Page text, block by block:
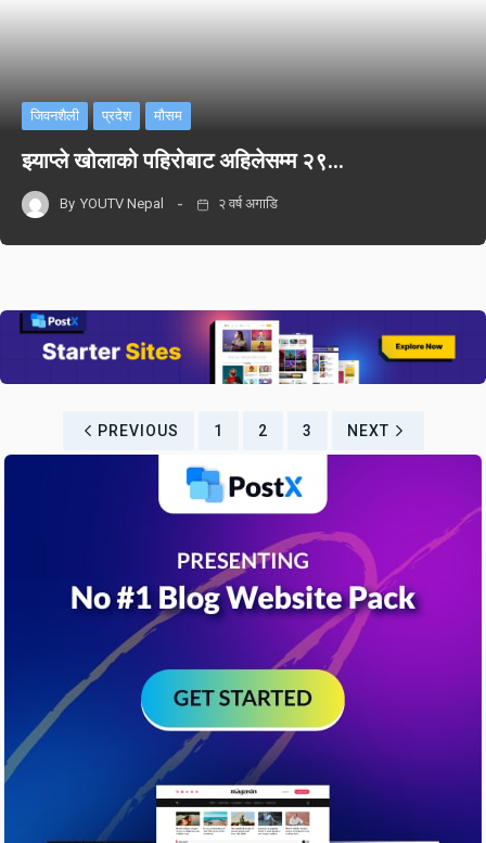
जिवनशैली प्रदेश मौसम
झ्याप्ले खोलाको पहिरोबाट अहिलेसम्म २९…
By YOUTV Nepal २ वर्ष अगाडि
PREVIOUS 1 2 3 NEXT